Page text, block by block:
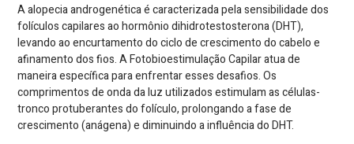
A alopecia androgenética é caracterizada pela sensibilidade dos
folículos capilares ao hormônio dihidrotestosterona (DHT),
levando ao encurtamento do ciclo de crescimento do cabelo e
afinamento dos fios. A Fotobioestimulação Capilar atua de
maneira específica para enfrentar esses desafios. Os
comprimentos de onda da luz utilizados estimulam as células-
tronco protuberantes do folículo, prolongando a fase de
crescimento (anágena) e diminuindo a influência do DHT.